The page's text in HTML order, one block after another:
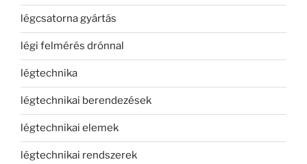
légcsatorna gyártás
légi felmérés drónnal
légtechnika
légtechnikai berendezések
légtechnikai elemek
légtechnikai rendszerek